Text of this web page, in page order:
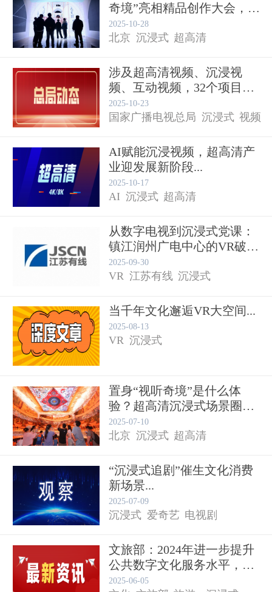
奇境”亮相精品创作大会，
解...
2025-10-28
北京 沉浸式 超高清
涉及超高清视频、沉浸视
频、互动视频，32个项目入
选！...
2025-10-23
国家广播电视总局 沉浸式 视频
超高清
AI赋能沉浸视频，超高清产
业迎发展新阶段...
2025-10-17
AI 沉浸式 超高清
从数字电视到沉浸式党课：
镇江润州广电中心的VR破圈
之...
2025-09-30
VR 江苏有线 沉浸式
当千年文化邂逅VR大空间...
2025-08-13
VR 沉浸式
置身“视听奇境”是什么体
验？超高清沉浸式场景圈粉
无数...
2025-07-10
北京 沉浸式 超高清
“沉浸式追剧”催生文化消费
新场景...
2025-07-09
沉浸式 爱奇艺 电视剧
文旅部：2024年进一步提升
公共数字文化服务水平，
促...
2025-06-05